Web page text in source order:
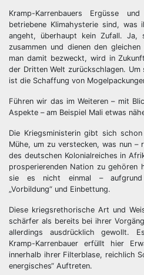
Kramp-Karrenbauers Ergüsse
betriebene Klimahysterie sind, was
angeht, überhaupt kein Zufall. Ja,
zusammen und dienen den
man damit bezweckt, wird in
der Dritten Welt zurückschlagen.
ist die Schaffung von
Führen wir das im Weiteren – mit
Aspekte – am Beispiel Mali etwas
Die Kriegsministerin gibt sich
Mühe, um zu verstecken, was nun –
des deutschen Kolonialreiches in
prosperierenden Nation zu gehören
sie es nicht einmal – aufgrund
„Vorbildung“ und Einbettung.
Diese kriegsrethorische Art und
schärfer als bereits bei ihrer
allerdings ausdrücklich gewollt.
Kramp-Karrenbauer erfüllt hier
innerhalb ihrer Filterblase, reichlich
energisches“ Auftreten.